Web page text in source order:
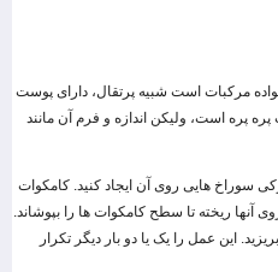
مرکبات است شبیه پرتقال، دارای پوست
پره است، ولیکن اندازه و فرم آن مانند
سوراخ هایی روی آن ایجاد کنید. کامکوات
ریخته تا سطح کامکوات ها را بپوشاند.
بریزید. این عمل را یک یا دو بار دیگر تکرار